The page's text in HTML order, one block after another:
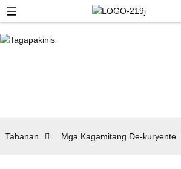
Tahanan Mga Kagamitang De-kuryente